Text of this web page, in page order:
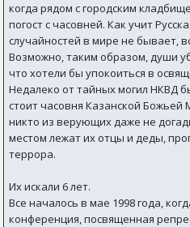
когда рядом с городским
погост с часовней. Как учит
случайностей в мире не бывает,
Возможно, таким образом, души
что хотели бы упокоиться в
Недалеко от тайных могил НКВД
стоит часовня Казанской
никто из верующих даже не
местом лежат их отцы и деды,
террора.
Их искали 6 лет.
Все началось в мае 1998 года,
конференция, посвященная